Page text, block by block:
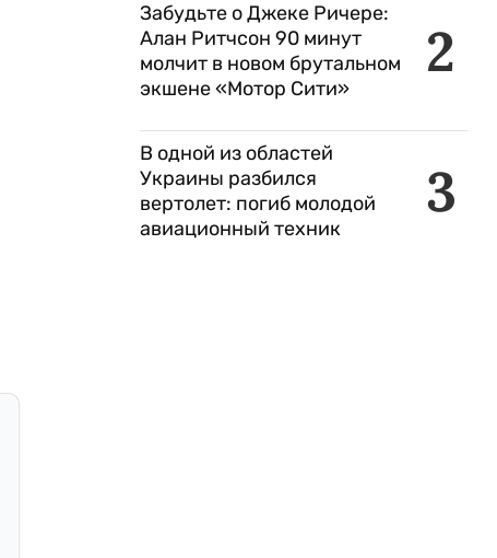
2
Забудьте о Джеке Ричере:
Алан Ритчсон 90 минут
молчит в новом брутальном
экшене «Мотор Сити»
3
В одной из областей
Украины разбился
вертолет: погиб молодой
авиационный техник